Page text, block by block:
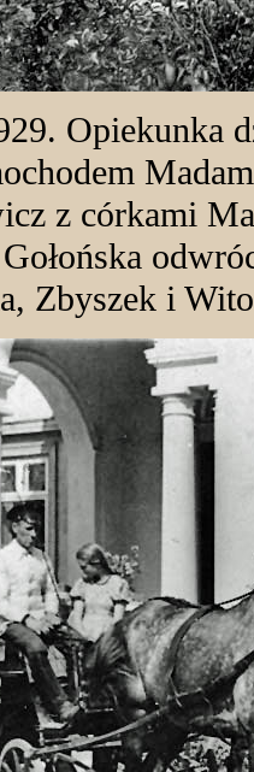
Opiekunka
z córkami
Zbyszek i